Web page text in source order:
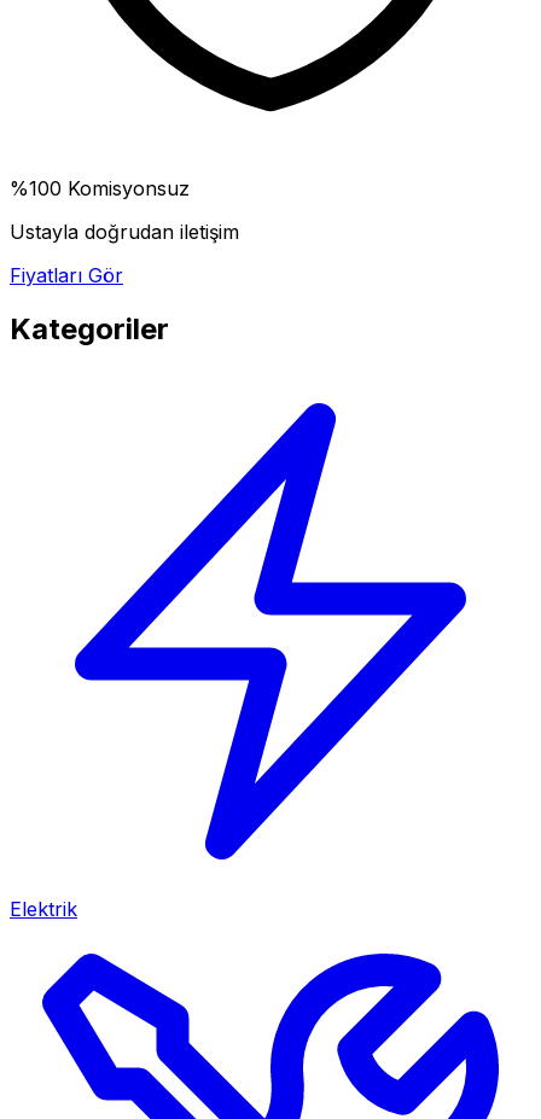
%100 Komisyonsuz
Ustayla doğrudan iletişim
Fiyatları Gör
Kategoriler
Elektrik